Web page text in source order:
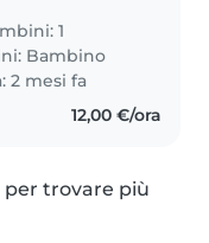
1
Bambino
2 mesi fa
12,00 €/ora
per trovare più